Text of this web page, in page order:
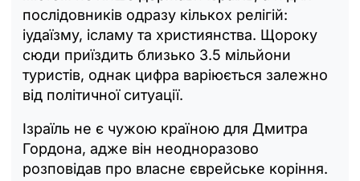
послідовників одразу кількох релігій:
іудаїзму, ісламу та християнства. Щороку
сюди приїздить близько 3.5 мільйони
туристів, однак цифра варіюється залежно
від політичної ситуації.
Ізраїль не є чужою країною для Дмитра
Гордона, адже він неодноразово
розповідав про власне єврейське коріння.